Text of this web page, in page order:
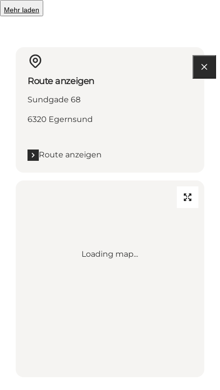
Mehr laden
Route anzeigen
Sundgade 68
6320 Egernsund
Route anzeigen
Loading map...